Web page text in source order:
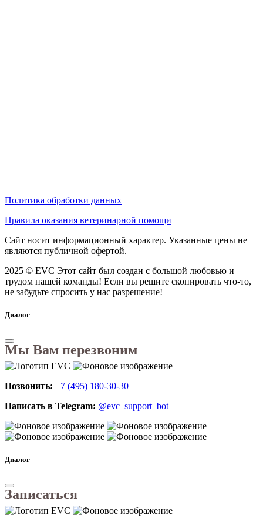
Политика обработки данных
Правила оказания ветеринарной помощи
Сайт носит информационный характер. Указанные цены не
являются публичной офертой.
2025 © EVC Этот сайт был создан с большой любовью и
трудом нашей команды! Если вы решите скопировать что-то,
не забудьте спросить у нас разрешение!
Диалог
Мы Вам перезвоним
Позвонить: +7 (495) 180-30-30
Написать в Telegram: @evc_support_bot
Диалог
Записаться